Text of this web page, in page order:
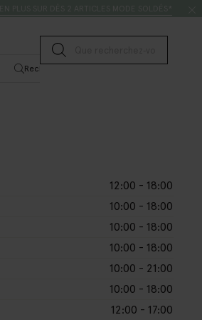
Lancer la recherche
Rechercher
12:00 - 18:00
10:00 - 18:00
10:00 - 18:00
10:00 - 18:00
10:00 - 21:00
10:00 - 18:00
12:00 - 17:00